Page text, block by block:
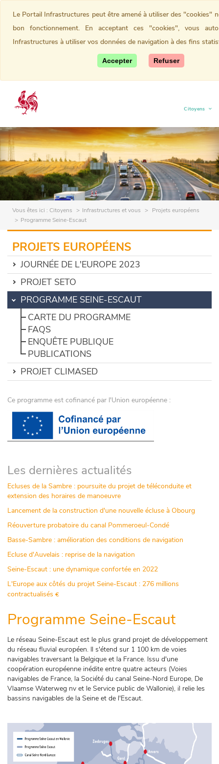
Citoyens
(current)
Vous êtes ici : Citoyens Infrastructures et vous
Projets européens
Programme Seine-Escaut
PROJETS EUROPÉENS
JOURNÉE DE L'EUROPE 2023
PROJET SETO
PROGRAMME SEINE-ESCAUT
CARTE DU PROGRAMME
FAQS
ENQUÊTE PUBLIQUE
PUBLICATIONS
PROJET CLIMASED
Ce programme est cofinancé par l'Union européenne :
Les dernières actualités
Ecluses de la Sambre : poursuite du projet de téléconduite et
extension des horaires de manoeuvre
Lancement de la construction d'une nouvelle écluse à Obourg
Réouverture probatoire du canal Pommeroeul-Condé
Basse-Sambre : amélioration des conditions de navigation
Ecluse d'Auvelais : reprise de la navigation
Seine-Escaut : une dynamique confortée en 2022
L'Europe aux côtés du projet Seine-Escaut : 276 millions
contractualisés €
Programme Seine-Escaut
Le réseau Seine-Escaut est le plus grand projet de développement
du réseau fluvial européen. Il s'étend sur 1 100 km de voies
navigables traversant la Belgique et la France. Issu d'une
coopération européenne inédite entre quatre acteurs (Voies
navigables de France, la Société du canal Seine-Nord Europe, De
Vlaamse Waterweg nv et le Service public de Wallonie), il relie les
bassins navigables de la Seine et de l'Escaut.
Le Portail Infrastructures peut être amené à utiliser des "cookies"
bon fonctionnement. En acceptant ces "cookies", vous
Infrastructures à utiliser vos données de navigation à des fins
Accepter Refuser